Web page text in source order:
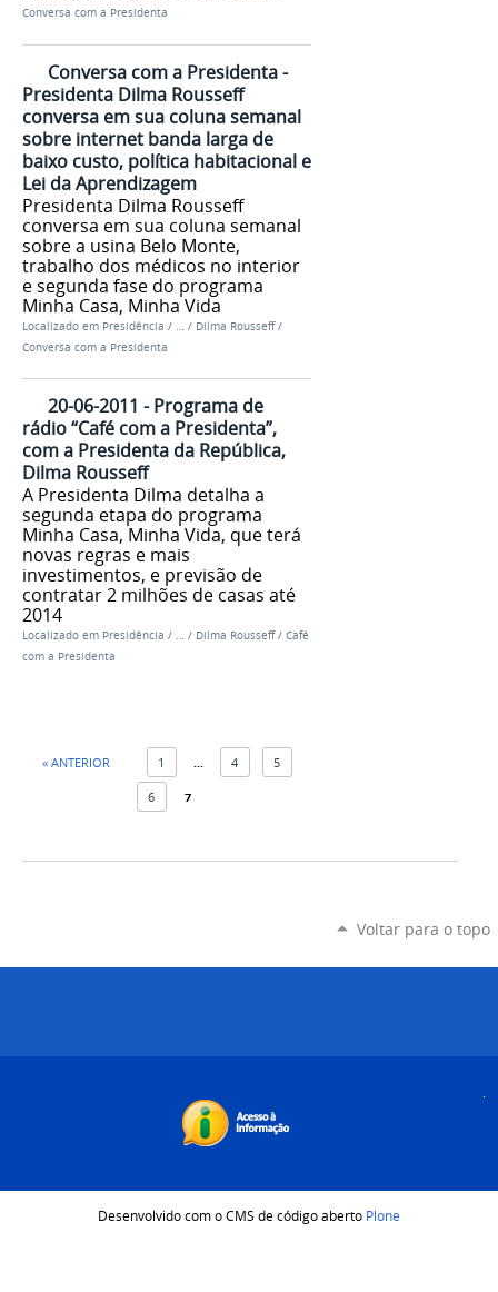
Conversa com a Presidenta
Conversa com a Presidenta -
Presidenta Dilma Rousseff
conversa em sua coluna semanal
sobre internet banda larga de
baixo custo, política habitacional e
Lei da Aprendizagem
Presidenta Dilma Rousseff
conversa em sua coluna semanal
sobre a usina Belo Monte,
trabalho dos médicos no interior
e segunda fase do programa
Minha Casa, Minha Vida
Localizado em Presidência / / Dilma Rousseff /
Conversa com a Presidenta
20-06-2011 - Programa de
rádio “Café com a Presidenta”,
com a Presidenta da República,
Dilma Rousseff
A Presidenta Dilma detalha a
segunda etapa do programa
Minha Casa, Minha Vida, que terá
novas regras e mais
investimentos, e previsão de
contratar 2 milhões de casas até
2014
Localizado em Presidência / … / Dilma Rousseff / Café
com a Presidenta
« ANTERIOR 1 ... 4 5
6 7
Voltar para o topo
Desenvolvido com o CMS de código aberto Plone